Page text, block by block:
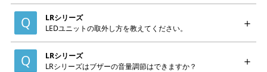
LRシリーズ
LEDユニットの取外し方を教えてください。
LRシリーズ
LRシリーズはブザーの音量調節はできますか？